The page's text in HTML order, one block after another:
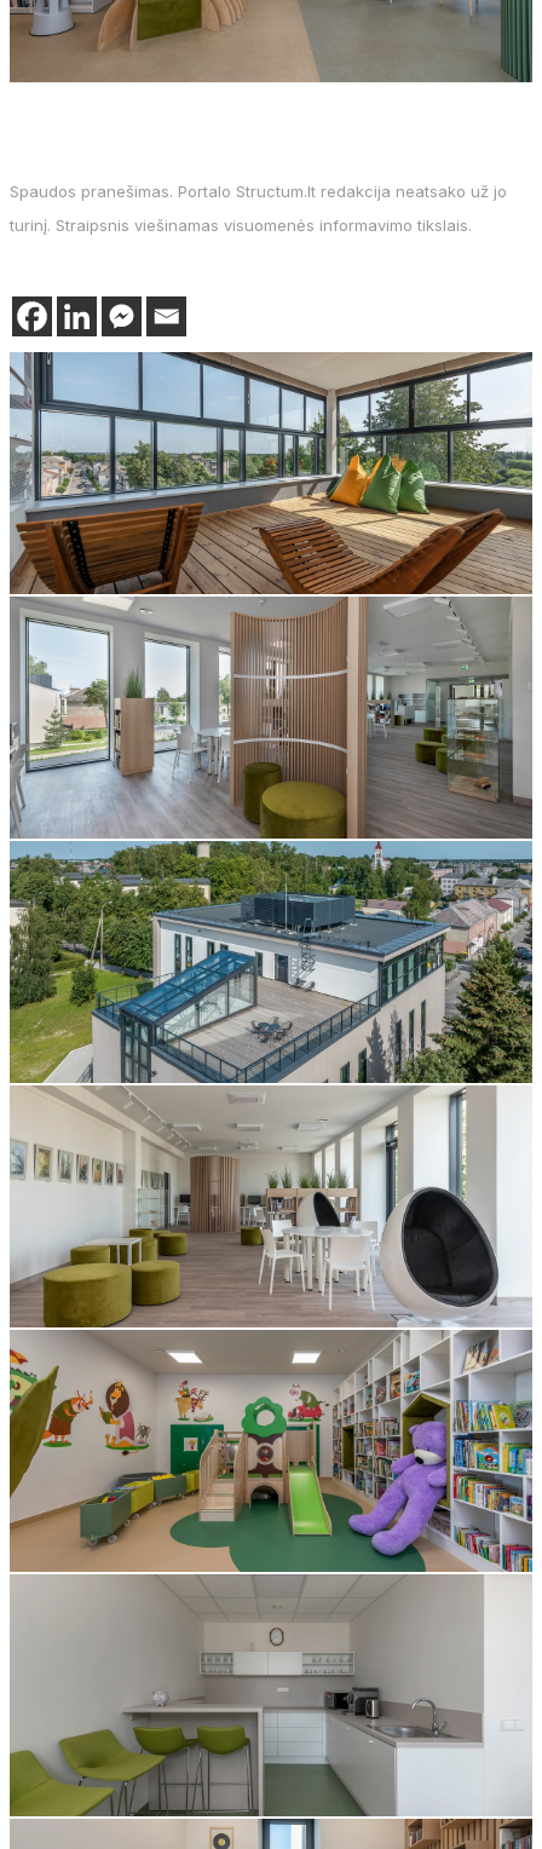
Spaudos pranešimas. Portalo Structum.lt redakcija neatsako už jo
turinį. Straipsnis viešinamas visuomenės informavimo tikslais.